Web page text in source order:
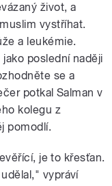
život, a
vystříhat.
a leukémie.
poslední naději
se a
potkal Salman v
kolegu z
pomodlí.
je to křesťan.
vypráví